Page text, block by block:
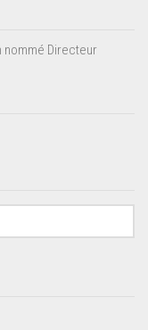
nommé Directeur